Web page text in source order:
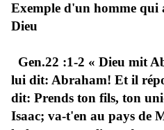
Exemple d'un homme qui
Dieu
Gen.22 :1-2 « Dieu mit
lui dit: Abraham! Et il
dit: Prends ton fils, ton
Isaac; va-t'en au pays de